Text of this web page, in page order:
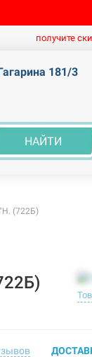
получите
181/3
НАЙТИ
(722Б)